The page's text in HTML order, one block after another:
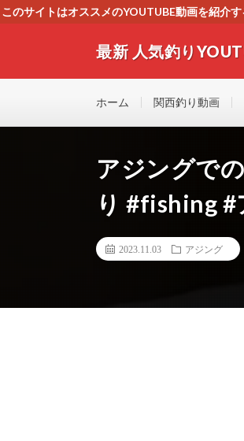
このサイトはオススメのYOUTUBE動画を紹介
最新 人気釣り
す！！
ホーム 関西釣り動画
アジングで
り #fishing
2023.11.03 アジング